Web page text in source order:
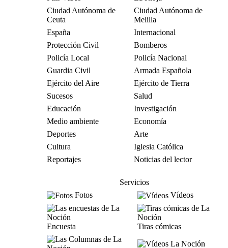
Ciudad Autónoma de
Ceuta
Ciudad Autónoma de
Melilla
España
Internacional
Protección Civil
Bomberos
Policía Local
Policía Nacional
Guardia Civil
Armada Española
Ejército del Aire
Ejército de Tierra
Sucesos
Salud
Educación
Investigación
Medio ambiente
Economía
Deportes
Arte
Cultura
Iglesia Católica
Reportajes
Noticias del lector
Servicios
Fotos
Vídeos
Encuesta Tiras cómicas